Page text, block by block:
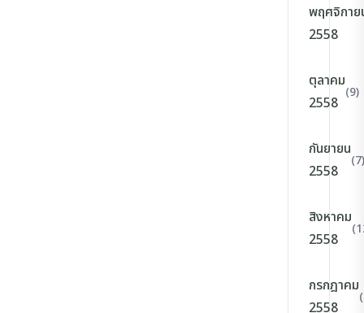
พฤศจิกาย
2558
ตุลาคม
2558
(9)
กันยายน
2558
(7)
สิงหาคม
2558
กรกฎาคม
2558